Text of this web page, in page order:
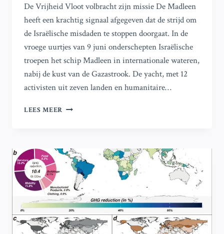
De Vrijheid Vloot volbracht zijn missie De Madleen
heeft een krachtig signaal afgegeven dat de strijd om
de Israëlische misdaden te stoppen doorgaat. In de
vroege uurtjes van 9 juni onderschepten Israëlische
troepen het schip Madleen in internationale wateren,
nabij de kust van de Gazastrook. De yacht, met 12
activisten uit zeven landen en humanitaire…
LEES MEER DE
MISSIE
VOLBRACHT